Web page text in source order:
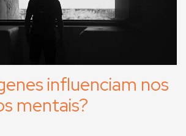
influenciam nos
mentais?